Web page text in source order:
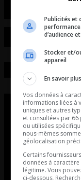
Publicités et
d’audience
Stocker et/
appareil
En savoir plus
Vos données à
informations liées à
uniques et autres
et consultées par
ou utilisées
nous-mêmes
géolocalisation
Certains
données à
légitime. Vous
ci-dessous.